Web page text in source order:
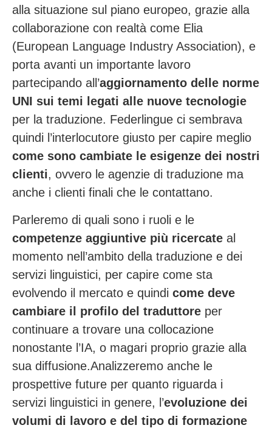
alla situazione sul piano europeo, grazie alla
collaborazione con realtà come Elia
(European Language Industry Association), e
porta avanti un importante lavoro
partecipando all’aggiornamento delle norme
UNI sui temi legati alle nuove tecnologie
per la traduzione. Federlingue ci sembrava
quindi l’interlocutore giusto per capire meglio
come sono cambiate le esigenze dei nostri
clienti, ovvero le agenzie di traduzione ma
anche i clienti finali che le contattano.
Parleremo di quali sono i ruoli e le
competenze aggiuntive più ricercate al
momento nell’ambito della traduzione e dei
servizi linguistici, per capire come sta
evolvendo il mercato e quindi come deve
cambiare il profilo del traduttore per
continuare a trovare una collocazione
nonostante l’IA, o magari proprio grazie alla
sua diffusione.Analizzeremo anche le
prospettive future per quanto riguarda i
servizi linguistici in genere, l’evoluzione dei
volumi di lavoro e del tipo di formazione